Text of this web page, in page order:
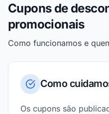
Cupons de
promocionais
Como funcionamos e
Como
Os cupons são